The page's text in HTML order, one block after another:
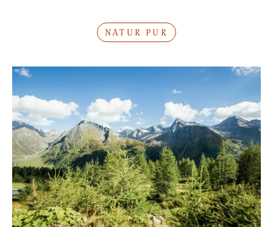
NATUR PUR